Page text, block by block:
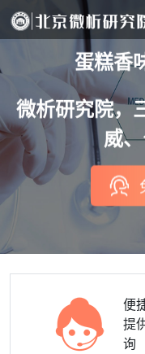
蛋糕香
微析研究院，
威
便
提
询